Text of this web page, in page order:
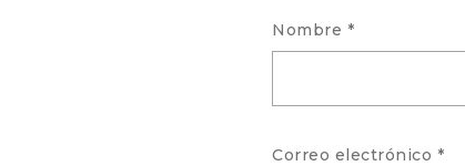
Nombre *
Correo electrónico *